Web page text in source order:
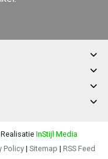
InStijl Media
Policy | Sitemap | RSS Feed